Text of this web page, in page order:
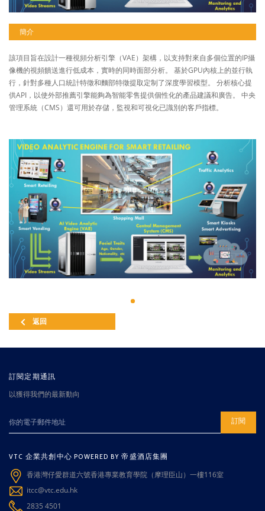
簡介
該項目旨在設計一種視頻分析引擎（VAE）架構，以支持對來自多個位置的IP攝
像機的視頻饋送進行低成本，實時的同時面部分析。 基於GPU內核上的並行執
行，針對多種人口統計特徵和麵部特徵提取定制了深度學習模型。 分析核心提
供API，以使外部推薦引擎能夠為智能零售提供個性化的產品建議和廣告。 中央
管理系統（CMS）還可用於存儲，監視和可視化已識別的客戶指標。
返回
訂閱定期通訊
以獲得我們的最新動向
訂閱
VTC 企業共創中心 POWERED BY 帝盛酒店集團
香港灣仔愛群道六號香港專業教育學院（摩理臣山）一樓116室
itcc@vtc.edu.hk
2835 4501